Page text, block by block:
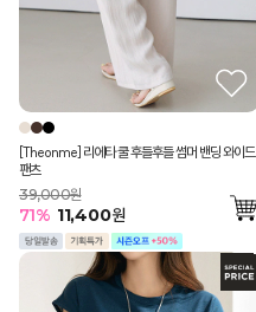
[Theonme] 리에타 쿨 후들후들 썸머 밴딩 와이드
팬츠
39,000원
71% 11,400원